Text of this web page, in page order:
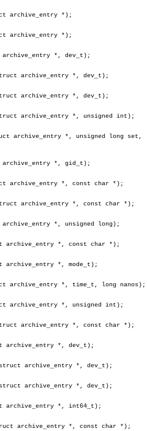
archive_entry *);
archive_entry *);
*, dev_t);
archive_entry *, dev_t);
archive_entry *, dev_t);
archive_entry *, unsigned int);
archive_entry *, unsigned long set,
*, gid_t);
archive_entry *, const char *);
archive_entry *, const char *);
*, unsigned long);
archive_entry *, const char *);
archive_entry *, mode_t);
archive_entry *, time_t, long nanos);
archive_entry *, unsigned int);
archive_entry *, const char *);
archive_entry *, dev_t);
archive_entry *, dev_t);
archive_entry *, dev_t);
archive_entry *, int64_t);
archive_entry *, const char *);